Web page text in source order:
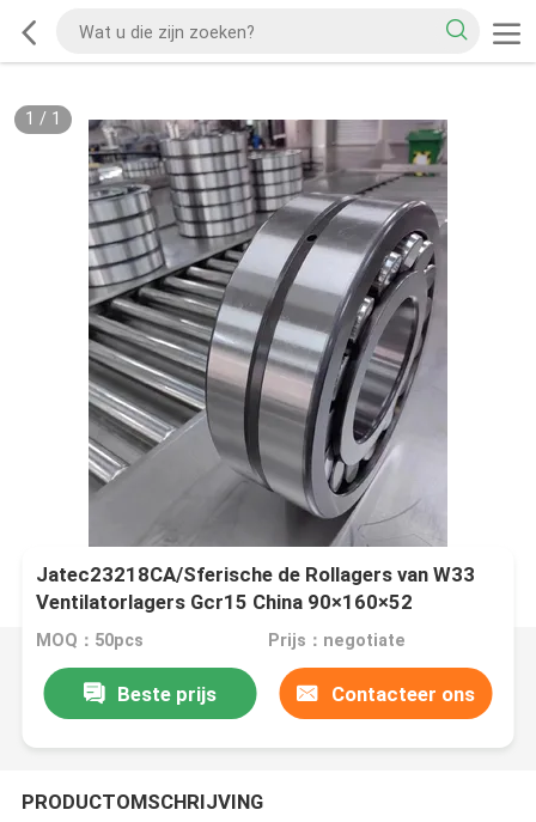
1 / 1
Jatec23218CA/Sferische de Rollagers van W33
Ventilatorlagers Gcr15 China 90×160×52
MOQ：50pcs Prijs：negotiate
Beste prijs Contacteer ons
PRODUCTOMSCHRIJVING